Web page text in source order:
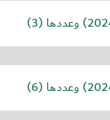
) وعددها (3)
) وعددها (6)